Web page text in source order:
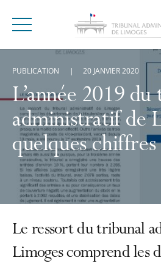
Menu
L’année 2019
administratif de
quelques chiffres
PUBLICATION 20 JANVIER 2020
Le ressort du tribunal
Limoges comprend les